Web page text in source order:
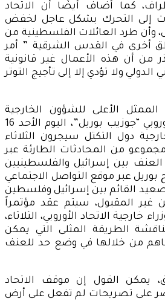
كما أضاف أيضًا أن الاتحاد
إلى التحرك بشكل عاجل لخفض
وأن طرد العائلات الفلسطينية من
أخرى في القدس الشرقية ” أمر
من أن هذه الأعمال غير قانونية
ولا تؤدي إلا إلى تأجيج التوتر
الأعلى للشؤون الخارجية
والأمنية في الاتحاد الأوروبي “جوزيب بوريل”، اليوم الأحد 16
خارجية دول التكتل سيجرون الثلاثاء
17 مايو2021، مجموعو من المحادثات الطارئة عبر
بين إسرائيل والفلسطينيين
عبر موقع التواصل الاجتماعي
القائم بين إسرائيل وفلسطين
غير المقبول، سيتم عقد مؤتمراً
خارجية الاتحاد الأوروبي، الثلاثاء،
الطريقة المثلى التي يمكن
من خلالها في وضع حد للعنف
يمكن القول إن موقف الاتحاد
على تصريحات لم تفعل على أرض